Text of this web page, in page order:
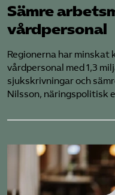
Sämre
vård­personal
Regionerna har minskat
vårdpersonal med 1,3
sjukskrivningar och
Nilsson, näringspolitisk